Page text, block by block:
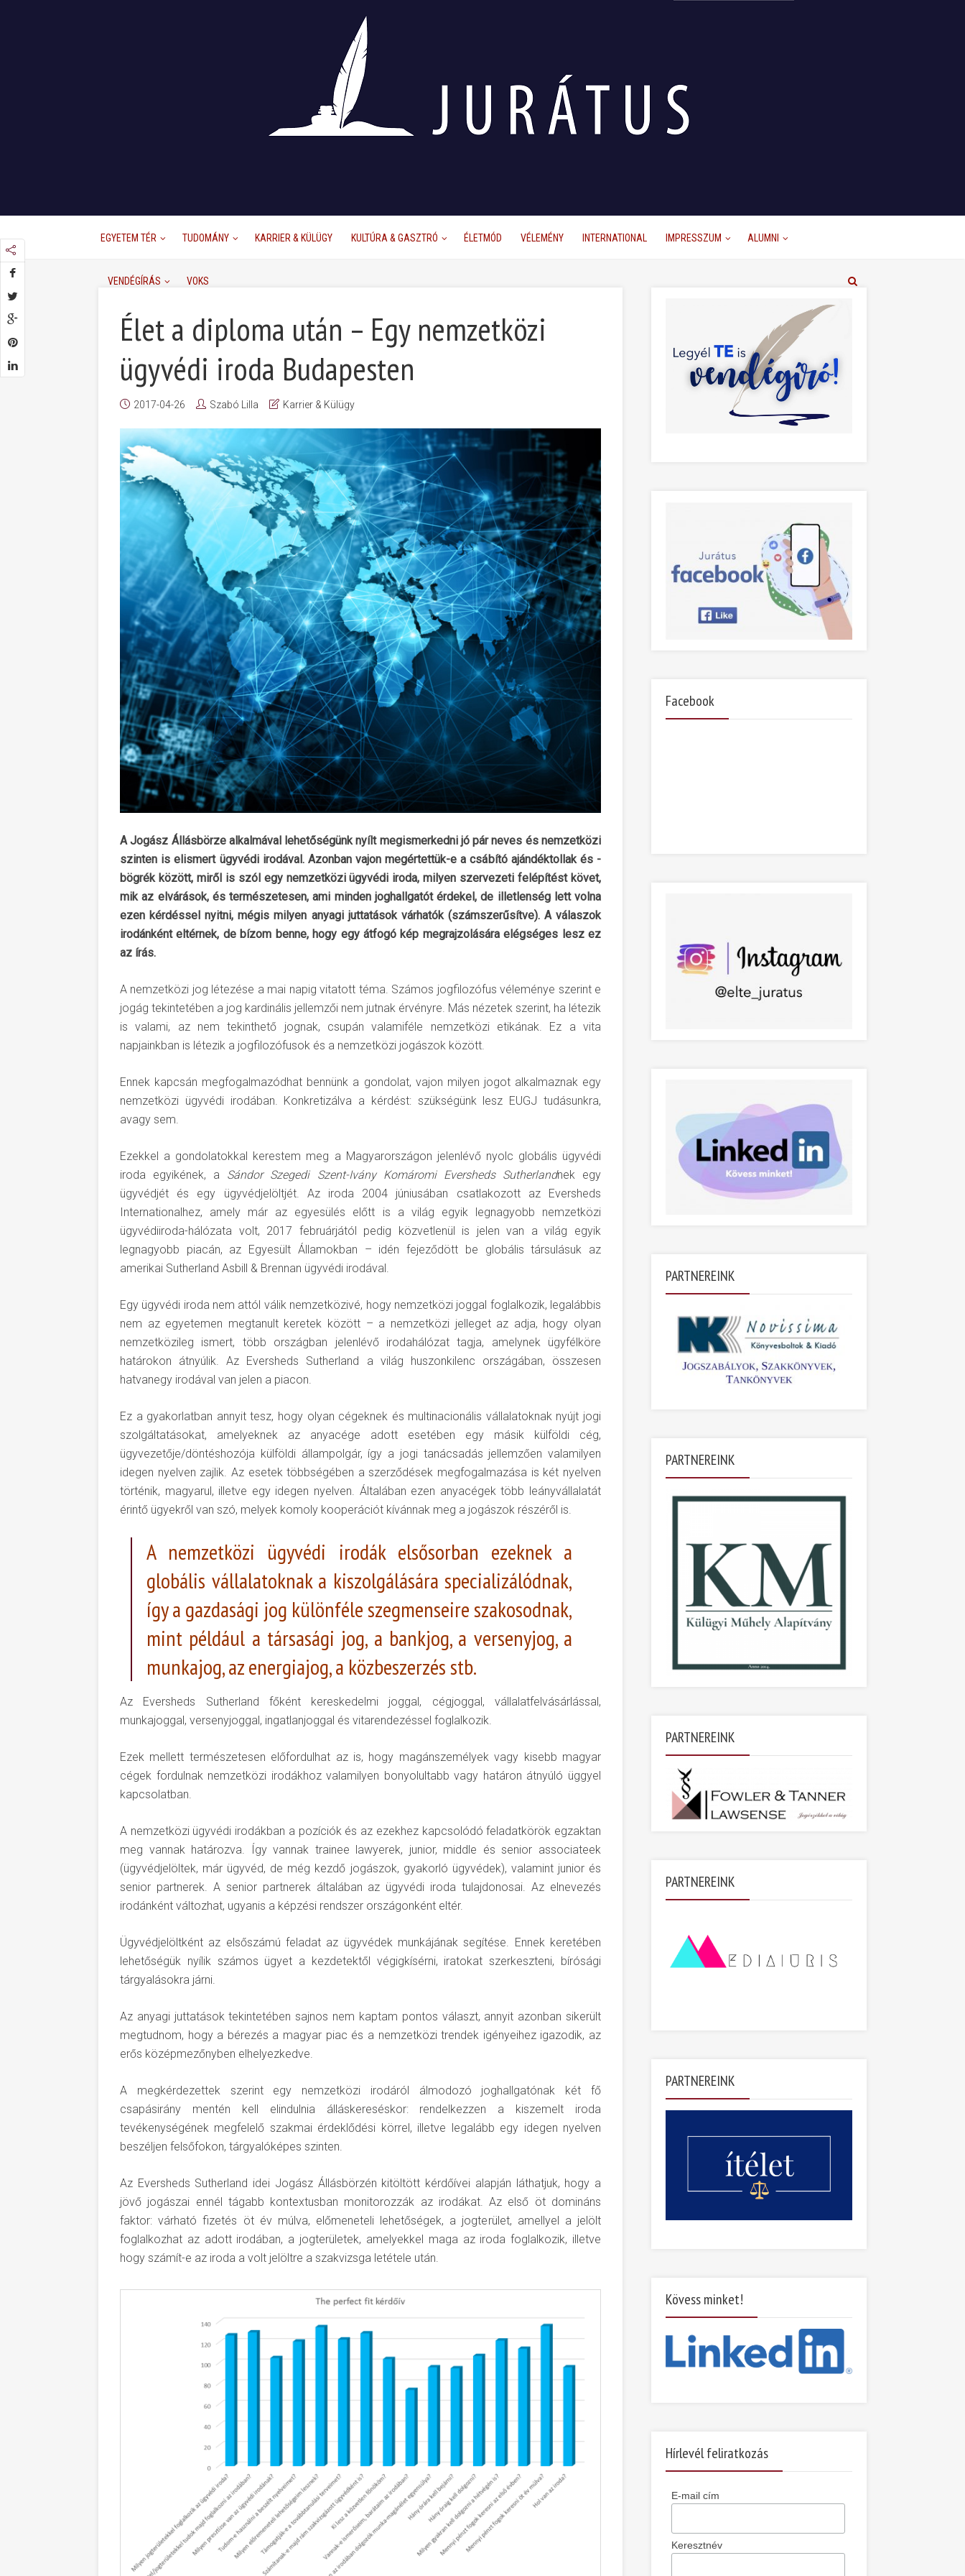
EGYETEM TÉR TUDOMÁNY KARRIER & KÜLÜGY KULTÚRA & GASZTRÓ ÉLETMÓD VÉLEMÉNY INTERNATIONAL IMPRESSZUM ALUMNI
VENDÉGÍRÁS VOKS
Élet a diploma után – Egy nemzetközi
ügyvédi iroda Budapesten
2017-04-26 Szabó Lilla Karrier & Külügy
A Jogász Állásbörze alkalmával lehetőségünk nyílt megismerkedni jó pár neves és nemzetközi
szinten is elismert ügyvédi irodával. Azonban vajon megértettük-e a csábító ajándéktollak és -
bögrék között, miről is szól egy nemzetközi ügyvédi iroda, milyen szervezeti felépítést követ,
mik az elvárások, és természetesen, ami minden joghallgatót érdekel, de illetlenség lett volna
ezen kérdéssel nyitni, mégis milyen anyagi juttatások várhatók (számszerűsítve). A válaszok
irodánként eltérnek, de bízom benne, hogy egy átfogó kép megrajzolására elégséges lesz ez
az írás.
A nemzetközi jog létezése a mai napig vitatott téma. Számos jogfilozófus véleménye szerint e
jogág tekintetében a jog kardinális jellemzői nem jutnak érvényre. Más nézetek szerint, ha létezik
is valami, az nem tekinthető jognak, csupán valamiféle nemzetközi etikának. Ez a vita
napjainkban is létezik a jogfilozófusok és a nemzetközi jogászok között.
Ennek kapcsán megfogalmazódhat bennünk a gondolat, vajon milyen jogot alkalmaznak egy
nemzetközi ügyvédi irodában. Konkretizálva a kérdést: szükségünk lesz EUGJ tudásunkra,
avagy sem.
Ezekkel a gondolatokkal kerestem meg a Magyarországon jelenlévő nyolc globális ügyvédi
iroda egyikének, a Sándor Szegedi Szent-Ivány Komáromi Eversheds Sutherlandnek egy
ügyvédjét és egy ügyvédjelöltjét. Az iroda 2004 júniusában csatlakozott az Eversheds
Internationalhez, amely már az egyesülés előtt is a világ egyik legnagyobb nemzetközi
ügyvédiiroda-hálózata volt, 2017 februárjától pedig közvetlenül is jelen van a világ egyik
legnagyobb piacán, az Egyesült Államokban – idén fejeződött be globális társulásuk az
amerikai Sutherland Asbill & Brennan ügyvédi irodával.
Egy ügyvédi iroda nem attól válik nemzetközivé, hogy nemzetközi joggal foglalkozik, legalábbis
nem az egyetemen megtanult keretek között – a nemzetközi jelleget az adja, hogy olyan
nemzetközileg ismert, több országban jelenlévő irodahálózat tagja, amelynek ügyfélköre
határokon átnyúlik. Az Eversheds Sutherland a világ huszonkilenc országában, összesen
hatvanegy irodával van jelen a piacon.
Ez a gyakorlatban annyit tesz, hogy olyan cégeknek és multinacionális vállalatoknak nyújt jogi
szolgáltatásokat, amelyeknek az anyacége adott esetében egy másik külföldi cég,
ügyvezetője/döntéshozója külföldi állampolgár, így a jogi tanácsadás jellemzően valamilyen
idegen nyelven zajlik. Az esetek többségében a szerződések megfogalmazása is két nyelven
történik, magyarul, illetve egy idegen nyelven. Általában ezen anyacégek több leányvállalatát
érintő ügyekről van szó, melyek komoly kooperációt kívánnak meg a jogászok részéről is.
A nemzetközi ügyvédi irodák elsősorban ezeknek a
globális vállalatoknak a kiszolgálására specializálódnak,
így a gazdasági jog különféle szegmenseire szakosodnak,
mint például a társasági jog, a bankjog, a versenyjog, a
munkajog, az energiajog, a közbeszerzés stb.
Az Eversheds Sutherland főként kereskedelmi joggal, cégjoggal, vállalatfelvásárlással,
munkajoggal, versenyjoggal, ingatlanjoggal és vitarendezéssel foglalkozik.
Ezek mellett természetesen előfordulhat az is, hogy magánszemélyek vagy kisebb magyar
cégek fordulnak nemzetközi irodákhoz valamilyen bonyolultabb vagy határon átnyúló üggyel
kapcsolatban.
A nemzetközi ügyvédi irodákban a pozíciók és az ezekhez kapcsolódó feladatkörök egzaktan
meg vannak határozva. Így vannak trainee lawyerek, junior, middle és senior associateek
(ügyvédjelöltek, már ügyvéd, de még kezdő jogászok, gyakorló ügyvédek), valamint junior és
senior partnerek. A senior partnerek általában az ügyvédi iroda tulajdonosai. Az elnevezés
irodánként változhat, ugyanis a képzési rendszer országonként eltér.
Ügyvédjelöltként az elsőszámú feladat az ügyvédek munkájának segítése. Ennek keretében
lehetőségük nyílik számos ügyet a kezdetektől végigkísérni, iratokat szerkeszteni, bírósági
tárgyalásokra járni.
Az anyagi juttatások tekintetében sajnos nem kaptam pontos választ, annyit azonban sikerült
megtudnom, hogy a bérezés a magyar piac és a nemzetközi trendek igényeihez igazodik, az
erős középmezőnyben elhelyezkedve.
A megkérdezettek szerint egy nemzetközi irodáról álmodozó joghallgatónak két fő
csapásirány mentén kell elindulnia álláskereséskor: rendelkezzen a kiszemelt iroda
tevékenységének megfelelő szakmai érdeklődési körrel, illetve legalább egy idegen nyelven
beszéljen felsőfokon, tárgyalóképes szinten.
Az Eversheds Sutherland idei Jogász Állásbörzén kitöltött kérdőívei alapján láthatjuk, hogy a
jövő jogászai ennél tágabb kontextusban monitorozzák az irodákat. Az első öt domináns
faktor: várható fizetés öt év múlva, előmeneteli lehetőségek, a jogterület, amellyel a jelölt
foglalkozhat az adott irodában, a jogterületek, amelyekkel maga az iroda foglalkozik, illetve
hogy számít-e az iroda a volt jelöltre a szakvizsga letétele után.
Facebook
PARTNEREINK
PARTNEREINK
PARTNEREINK
PARTNEREINK
PARTNEREINK
Kövess minket!
Hírlevél feliratkozás
E-mail cím
Keresztnév